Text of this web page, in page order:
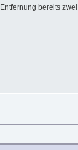
bereits